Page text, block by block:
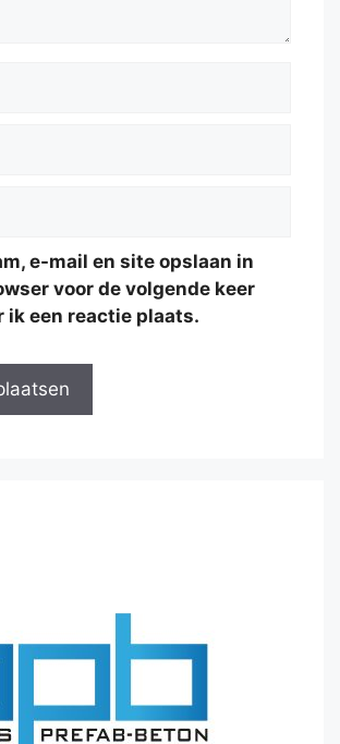
e-mail en site opslaan in
voor de volgende keer
ik een reactie plaats.